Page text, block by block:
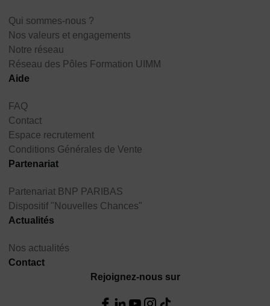
Qui sommes-nous ?
Nos valeurs et engagements
Notre réseau
Réseau des Pôles Formation UIMM
Aide
FAQ
Contact
Espace recrutement
Conditions Générales de Vente
Partenariat
Partenariat BNP PARIBAS
Dispositif "Nouvelles Chances"
Actualités
Nos actualités
Contact
Rejoignez-nous sur